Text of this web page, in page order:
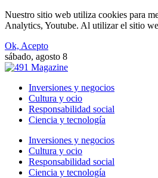
Nuestro sitio web utiliza cookies para
Analytics, Youtube. Al utilizar el sitio
Ok, Acepto
sábado, agosto 8
Inversiones y negocios
Cultura y ocio
Responsabilidad social
Ciencia y tecnología
Inversiones y negocios
Cultura y ocio
Responsabilidad social
Ciencia y tecnología